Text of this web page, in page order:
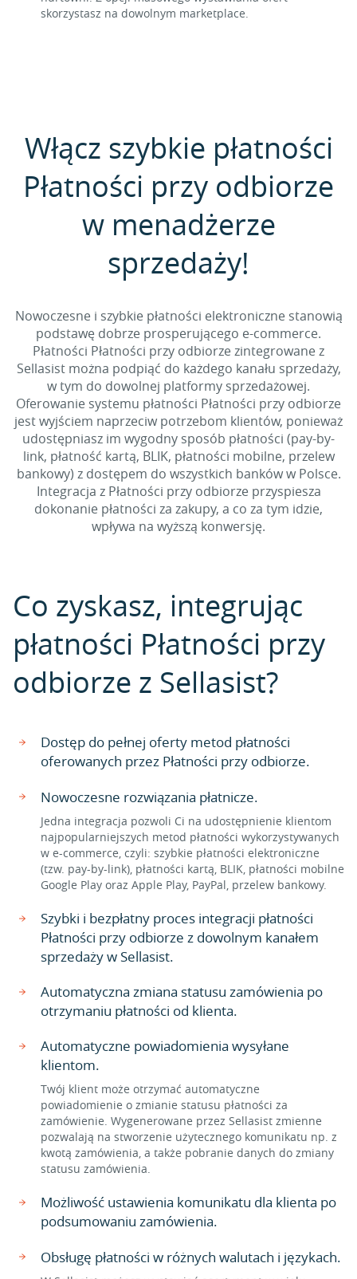
skorzystasz na dowolnym marketplace.
Włącz szybkie płatności
Płatności przy odbiorze
w menadżerze
sprzedaży!
Nowoczesne i szybkie płatności elektroniczne stanowią
podstawę dobrze prosperującego e-commerce.
Płatności Płatności przy odbiorze zintegrowane z
Sellasist można podpiąć do każdego kanału sprzedaży,
w tym do dowolnej platformy sprzedażowej.
Oferowanie systemu płatności Płatności przy odbiorze
jest wyjściem naprzeciw potrzebom klientów, ponieważ
udostępniasz im wygodny sposób płatności (pay-by-
link, płatność kartą, BLIK, płatności mobilne, przelew
bankowy) z dostępem do wszystkich banków w Polsce.
Integracja z Płatności przy odbiorze przyspiesza
dokonanie płatności za zakupy, a co za tym idzie,
wpływa na wyższą konwersję.
Co zyskasz, integrując
płatności Płatności przy
odbiorze z Sellasist?
Dostęp do pełnej oferty metod płatności
oferowanych przez Płatności przy odbiorze.
Nowoczesne rozwiązania płatnicze.
Jedna integracja pozwoli Ci na udostępnienie klientom
najpopularniejszych metod płatności wykorzystywanych
w e-commerce, czyli: szybkie płatności elektroniczne
(tzw. pay-by-link), płatności kartą, BLIK, płatności mobilne
Google Play oraz Apple Play, PayPal, przelew bankowy.
Szybki i bezpłatny proces integracji płatności
Płatności przy odbiorze z dowolnym kanałem
sprzedaży w Sellasist.
Automatyczna zmiana statusu zamówienia po
otrzymaniu płatności od klienta.
Automatyczne powiadomienia wysyłane
klientom.
Twój klient może otrzymać automatyczne
powiadomienie o zmianie statusu płatności za
zamówienie. Wygenerowane przez Sellasist zmienne
pozwalają na stworzenie użytecznego komunikatu np. z
kwotą zamówienia, a także pobranie danych do zmiany
statusu zamówienia.
Możliwość ustawienia komunikatu dla klienta po
podsumowaniu zamówienia.
Obsługę płatności w różnych walutach i językach.